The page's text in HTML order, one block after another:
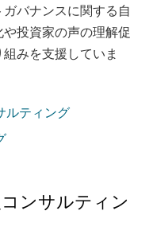
バナンスに関する自
投資家の声の理解促
みを支援していま
ルティング
ンサルティン